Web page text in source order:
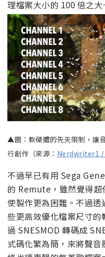
理檔案大小的 100 倍之
▲圖：軟硬體的先天限制，讓
行創作（來源： Nerdwriter1 /
不過早已有用 Sega
的 Remute，雖然覺得超
使製作更為困難。不過
些更高效優化檔案尺寸
過 SNESMOD 轉碼成
式碼化繁為簡，來將聲